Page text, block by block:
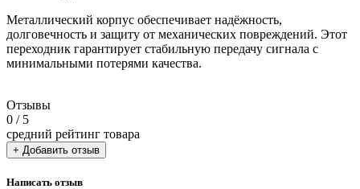
Металлический корпус обеспечивает надёжность,
долговечность и защиту от механических повреждений. Этот
переходник гарантирует стабильную передачу сигнала с
минимальными потерями качества.
Отзывы
0 / 5
средний рейтинг товара
+ Добавить отзыв
Написать отзыв